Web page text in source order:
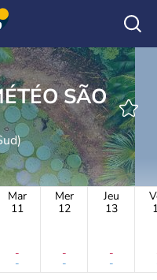
SÃO
Mar
11
-
-
Mer
12
-
-
Jeu
13
-
-